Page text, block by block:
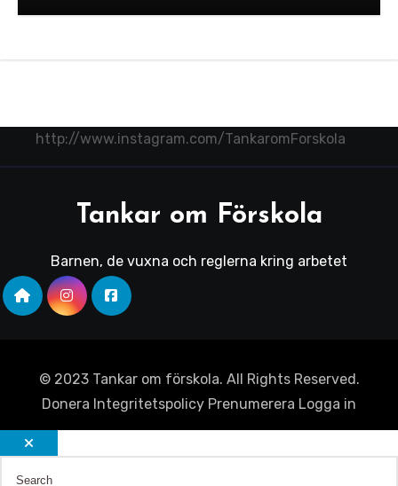
http://www.instagram.com/TankaromForskola
Tankar om Förskola
Barnen, de vuxna och reglerna kring arbetet
© 2023 Tankar om förskola. All Rights Reserved.
Donera Integritetspolicy Prenumerera Logga in